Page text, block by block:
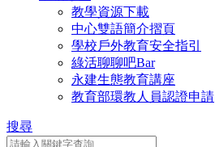
教學資源下載
中心雙語簡介摺頁
學校戶外教育安全指引
綠活聊聊吧Bar
永建生態教育講座
教育部環教人員認證申請
搜尋